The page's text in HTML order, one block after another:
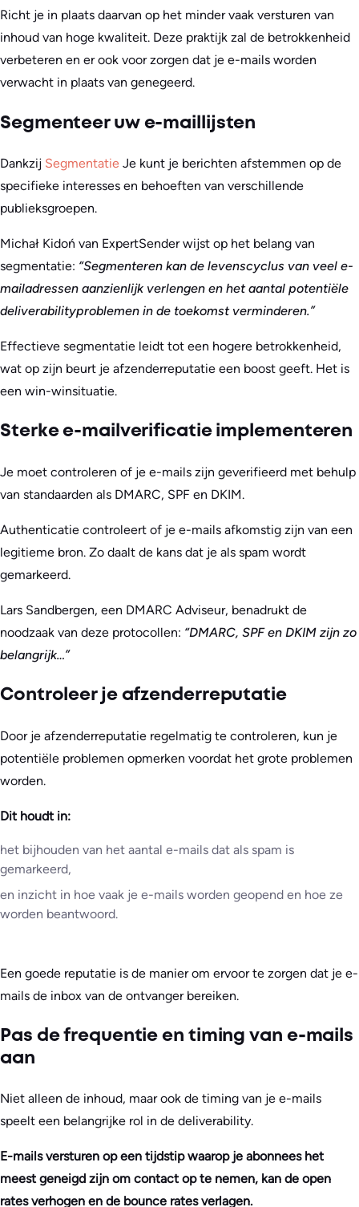
Richt je in plaats daarvan op het minder vaak versturen van
inhoud van hoge kwaliteit. Deze praktijk zal de betrokkenheid
verbeteren en er ook voor zorgen dat je e-mails worden
verwacht in plaats van genegeerd.
Segmenteer uw e-maillijsten
Dankzij Segmentatie Je kunt je berichten afstemmen op de
specifieke interesses en behoeften van verschillende
publieksgroepen.
Michał Kidoń van ExpertSender wijst op het belang van
segmentatie: “Segmenteren kan de levenscyclus van veel e-
mailadressen aanzienlijk verlengen en het aantal potentiële
deliverabilityproblemen in de toekomst verminderen.”
Effectieve segmentatie leidt tot een hogere betrokkenheid,
wat op zijn beurt je afzenderreputatie een boost geeft. Het is
een win-winsituatie.
Sterke e-mailverificatie implementeren
Je moet controleren of je e-mails zijn geverifieerd met behulp
van standaarden als DMARC, SPF en DKIM.
Authenticatie controleert of je e-mails afkomstig zijn van een
legitieme bron. Zo daalt de kans dat je als spam wordt
gemarkeerd.
Lars Sandbergen, een DMARC Adviseur, benadrukt de
noodzaak van deze protocollen: “DMARC, SPF en DKIM zijn zo
belangrijk…”
Controleer je afzenderreputatie
Door je afzenderreputatie regelmatig te controleren, kun je
potentiële problemen opmerken voordat het grote problemen
worden.
Dit houdt in:
het bijhouden van het aantal e-mails dat als spam is
gemarkeerd,
en inzicht in hoe vaak je e-mails worden geopend en hoe ze
worden beantwoord.
Een goede reputatie is de manier om ervoor te zorgen dat je e-
mails de inbox van de ontvanger bereiken.
Pas de frequentie en timing van e-mails
aan
Niet alleen de inhoud, maar ook de timing van je e-mails
speelt een belangrijke rol in de deliverability.
E-mails versturen op een tijdstip waarop je abonnees het
meest geneigd zijn om contact op te nemen, kan de open
rates verhogen en de bounce rates verlagen.